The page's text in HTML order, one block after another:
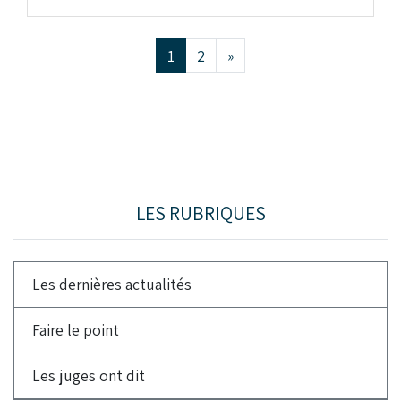
1 2 »
LES RUBRIQUES
Les dernières actualités
Faire le point
Les juges ont dit